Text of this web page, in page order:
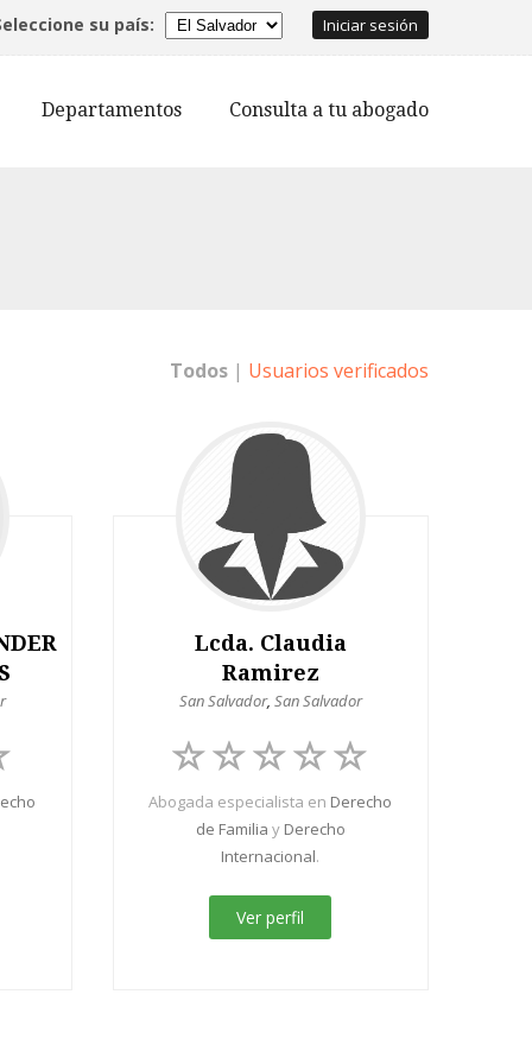
Iniciar sesión
su país:
Departamentos Consulta a tu abogado
Todos| Usuarios verificados
Lcda. Claudia
Ramirez
San Salvador, San Salvador
Abogada especialista en Derecho
de Familia y Derecho
Internacional.
Ver perfil